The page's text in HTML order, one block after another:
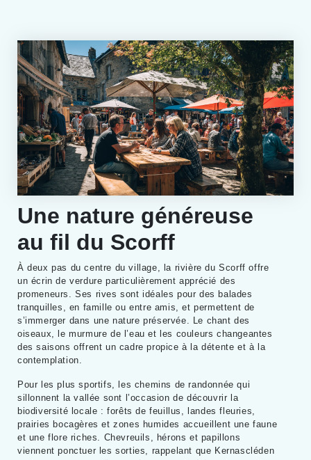
Une nature généreuse
au fil du Scorff
À deux pas du centre du village, la rivière du Scorff offre
un écrin de verdure particulièrement apprécié des
promeneurs. Ses rives sont idéales pour des balades
tranquilles, en famille ou entre amis, et permettent de
s’immerger dans une nature préservée. Le chant des
oiseaux, le murmure de l’eau et les couleurs changeantes
des saisons offrent un cadre propice à la détente et à la
contemplation.
Pour les plus sportifs, les chemins de randonnée qui
sillonnent la vallée sont l’occasion de découvrir la
biodiversité locale : forêts de feuillus, landes fleuries,
prairies bocagères et zones humides accueillent une faune
et une flore riches. Chevreuils, hérons et papillons
viennent ponctuer les sorties, rappelant que Kernascléden